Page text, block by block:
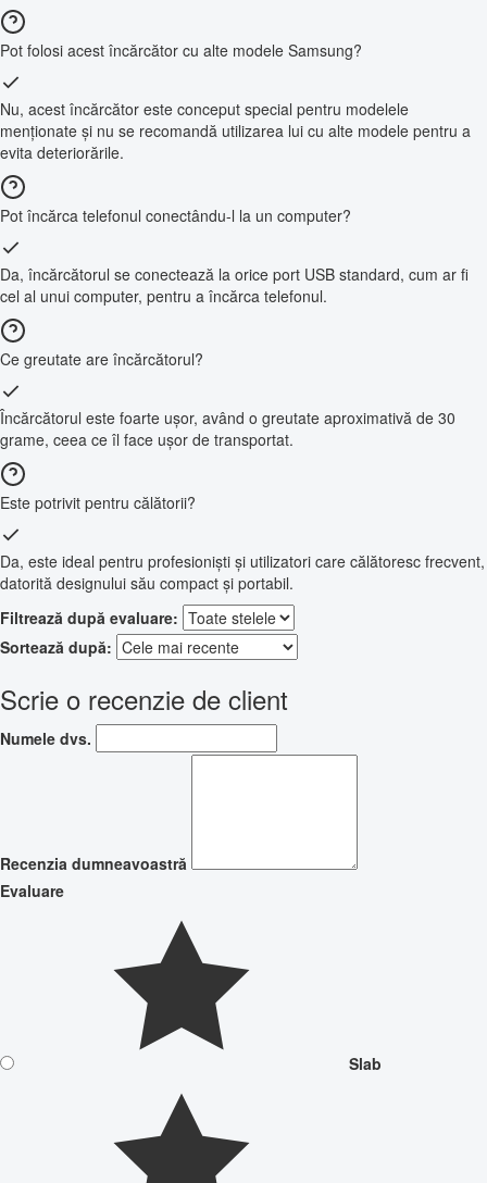
Pot folosi acest încărcător cu alte modele Samsung?
Nu, acest încărcător este conceput special pentru modelele
menționate și nu se recomandă utilizarea lui cu alte modele pentru a
evita deteriorările.
Pot încărca telefonul conectându-l la un computer?
Da, încărcătorul se conectează la orice port USB standard, cum ar fi
cel al unui computer, pentru a încărca telefonul.
Ce greutate are încărcătorul?
Încărcătorul este foarte ușor, având o greutate aproximativă de 30
grame, ceea ce îl face ușor de transportat.
Este potrivit pentru călătorii?
Da, este ideal pentru profesioniști și utilizatori care călătoresc frecvent,
datorită designului său compact și portabil.
Filtrează după evaluare:
Sortează după:
Scrie o recenzie de client
Numele dvs.
Recenzia dumneavoastră
Evaluare
Slab